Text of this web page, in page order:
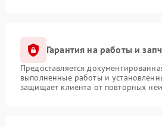
Гарантия на работы и
Предоставляется
выполненные работы и
защищает клиента от повторных